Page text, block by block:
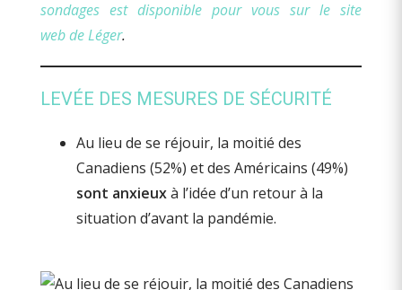
sondages est disponible pour vous sur le site
web de Léger.
LEVÉE DES MESURES DE SÉCURITÉ
Au lieu de se réjouir, la moitié des
Canadiens (52%) et des Américains (49%)
sont anxieuxà l’idée d’un retour à la
situation d’avant la pandémie.